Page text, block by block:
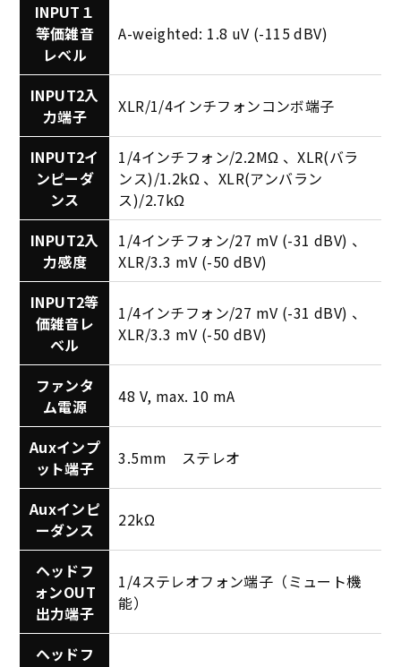
INPUT１
等価雑音
レベル
A-weighted: 1.8 uV (-115 dBV)
INPUT2入
力端子
XLR/1/4インチフォンコンボ端子
INPUT2イ
ンピーダ
ンス
1/4インチフォン/2.2MΩ 、XLR(バラ
ンス)/1.2kΩ 、XLR(アンバラン
ス)/2.7kΩ
INPUT2入
力感度
1/4インチフォン/27 mV (-31 dBV) 、
XLR/3.3 mV (-50 dBV)
INPUT2等
価雑音レ
ベル
1/4インチフォン/27 mV (-31 dBV) 、
XLR/3.3 mV (-50 dBV)
ファンタ
ム電源
48 V, max. 10 mA
Auxインプ
ット端子
3.5mm ステレオ
Auxインピ
ーダンス
22kΩ
ヘッドフ
ォンOUT
出力端子
1/4ステレオフォン端子（ミュート機
能）
ヘッドフ